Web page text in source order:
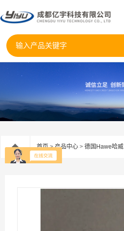
首页>产品中心 > 德国Hawe哈威